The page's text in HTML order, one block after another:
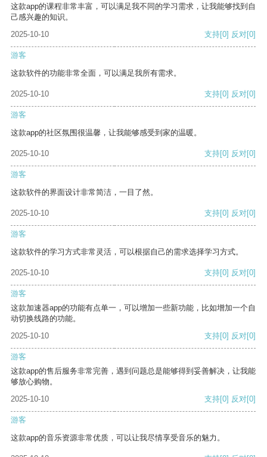
这款app的课程非常丰富，可以满足我不同的学习需求，让我能够找到自
己感兴趣的知识。
2025-10-10
支持[0] 反对[0]
游客
这款软件的功能非常全面，可以满足我所有需求。
2025-10-10 支持[0] 反对[0]
游客
这款app的社区氛围很温馨，让我能够感受到家的温暖。
2025-10-10 支持[0] 反对[0]
游客
这款软件的界面设计非常简洁，一目了然。
2025-10-10 支持[0] 反对[0]
游客
这款软件的学习方式非常灵活，可以根据自己的需求选择学习方式。
2025-10-10 支持[0] 反对[0]
游客
这款加速器app的功能有点单一，可以增加一些新功能，比如增加一个自
动切换线路的功能。
2025-10-10
支持[0] 反对[0]
游客
这款app的售后服务非常完善，遇到问题总是能够得到妥善解决，让我能
够放心购物。
2025-10-10
支持[0] 反对[0]
游客
这款app的音乐资源非常优质，可以让我尽情享受音乐的魅力。